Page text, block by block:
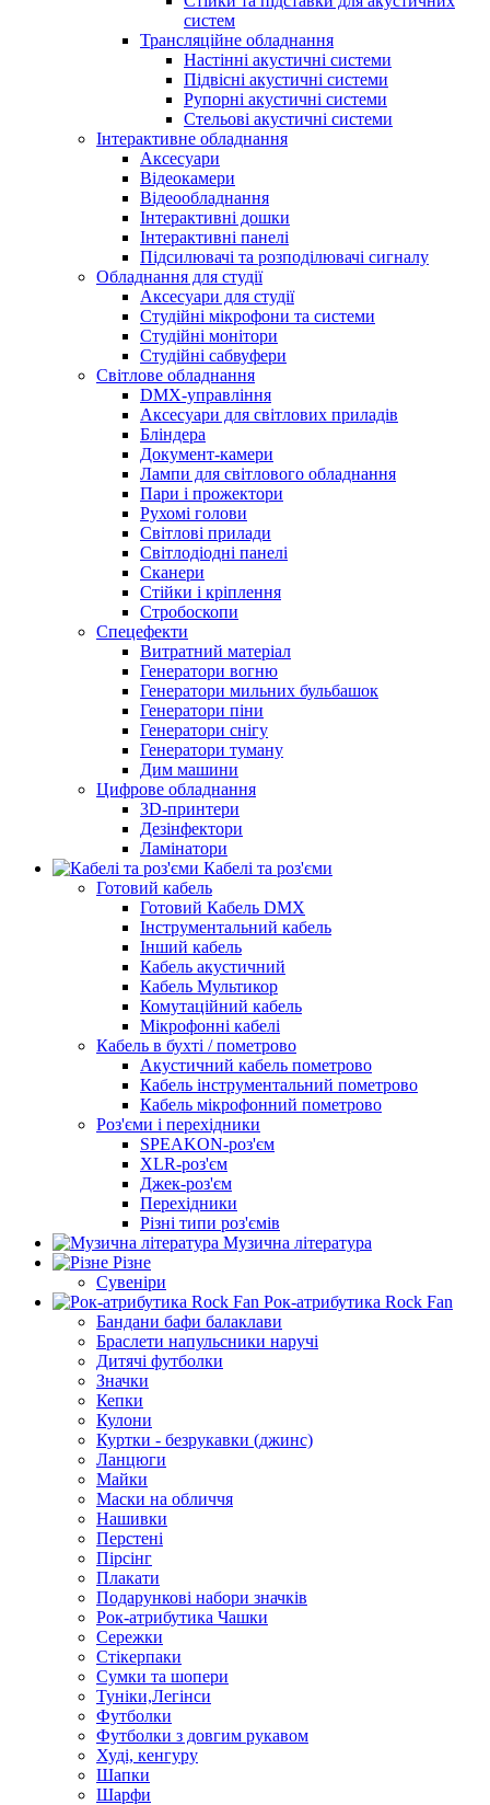
систем
Трансляційне обладнання
Настінні акустичні системи
Підвісні акустичні системи
Рупорні акустичні системи
Стельові акустичні системи
Інтерактивне обладнання
Аксесуари
Відеокамери
Відеообладнання
Інтерактивні дошки
Інтерактивні панелі
Підсилювачі та розподілювачі сигналу
Обладнання для студії
Аксесуари для студії
Студійні мікрофони та системи
Студійні монітори
Студійні сабвуфери
Світлове обладнання
DMX-управління
Аксесуари для світлових приладів
Бліндера
Документ-камери
Лампи для світлового обладнання
Пари і прожектори
Рухомі голови
Світлові прилади
Світлодіодні панелі
Сканери
Стійки і кріплення
Стробоскопи
Спецефекти
Витратний матеріал
Генератори вогню
Генератори мильних бульбашок
Генератори піни
Генератори снігу
Генератори туману
Дим машини
Цифрове обладнання
3D-принтери
Дезінфектори
Ламінатори
Кабелі та роз'єми
Готовий кабель
Готовий Кабель DMX
Інструментальний кабель
Інший кабель
Кабель акустичний
Кабель Мультикор
Комутаційний кабель
Мікрофонні кабелі
Кабель в бухті / пометрово
Акустичний кабель пометрово
Кабель інструментальний пометрово
Кабель мікрофонний пометрово
Роз'єми і перехідники
SPEAKON-роз'єм
XLR-роз'єм
Джек-роз'єм
Перехідники
Різні типи роз'ємів
Музична література
Різне
Сувеніри
Рок-атрибутика Rock Fan
Бандани бафи балаклави
Браслети напульсники наручі
Дитячі футболки
Значки
Кепки
Кулони
Куртки - безрукавки (джинс)
Ланцюги
Майки
Маски на обличчя
Нашивки
Перстені
Пірсінг
Плакати
Подарункові набори значків
Рок-атрибутика Чашки
Сережки
Стікерпаки
Сумки та шопери
Туніки,Легінси
Футболки
Футболки з довгим рукавом
Худі, кенгуру
Шапки
Шарфи